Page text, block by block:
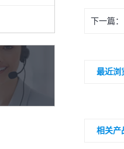
下一篇：
最近浏
相关产